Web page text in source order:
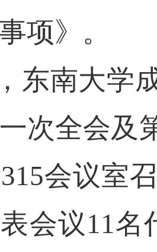
项》。
东南大学
次全会及
315会议室
会议11名